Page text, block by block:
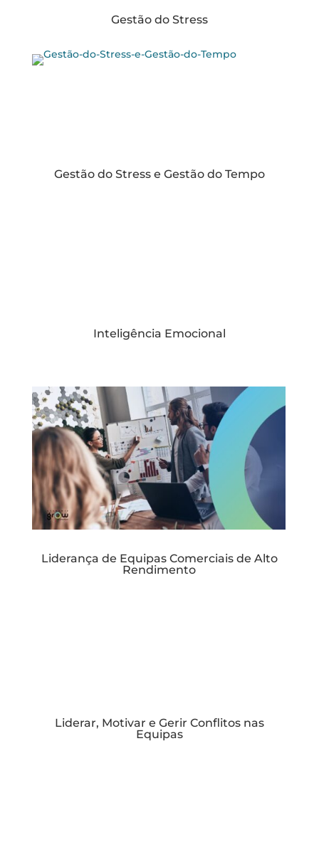
Gestão do Stress
Gestão do Stress e Gestão do Tempo
Inteligência Emocional
Liderança de Equipas Comerciais de Alto
Rendimento
Liderar, Motivar e Gerir Conflitos nas
Equipas